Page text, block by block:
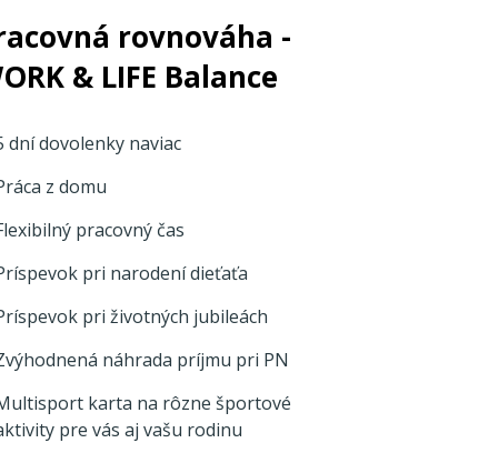
rovnováha -
& LIFE Balance
dní dovolenky naviac
z domu
pracovný čas
pri narodení dieťaťa
pri životných jubileách
náhrada príjmu pri PN
karta na rôzne športové
pre vás aj vašu rodinu